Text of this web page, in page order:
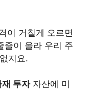
이 거칠게 오르면
줄이 올라 우리 주
지요.
재 투자자산에 미